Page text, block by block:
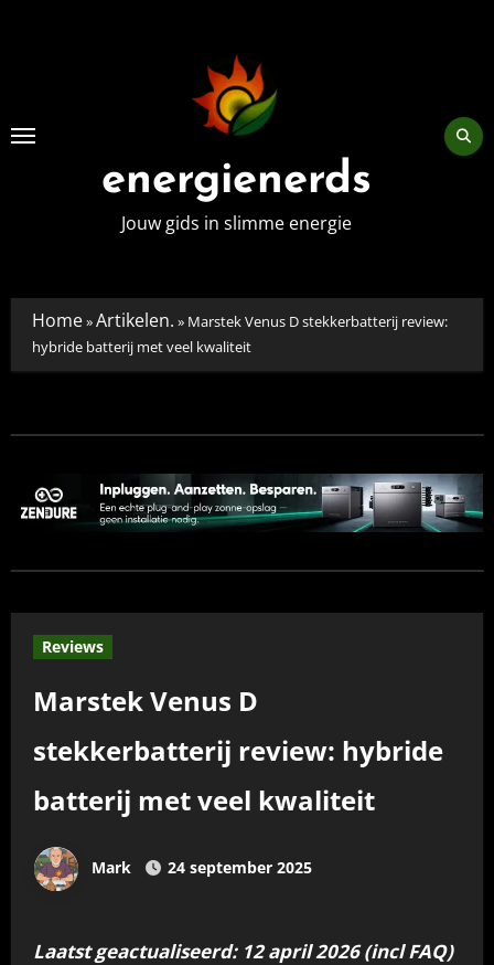
energienerds
Jouw gids in slimme energie
Home»Artikelen. » Marstek Venus D stekkerbatterij review:
hybride batterij met veel kwaliteit
Reviews
Marstek Venus D
stekkerbatterij review: hybride
batterij met veel kwaliteit
Mark 24 september 2025
Laatst geactualiseerd: 12 april 2026 (incl FAQ)